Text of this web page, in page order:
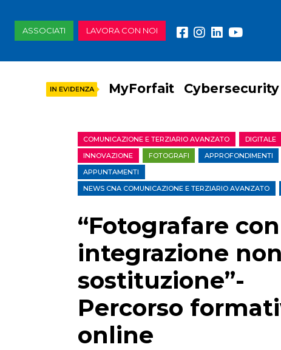
ASSOCIATI LAVORA CON NOI
MyForfait
COMUNICAZIONE E TERZIARIO AVANZATO
DIGITALE
INNOVAZIONE
FOTOGRAFI
APPROFONDIMENTI
APPUNTAMENTI
NEWS CNA COMUNICAZIONE E TERZIARIO AVANZATO
“Fotografare con
integrazione non
sostituzione”-
Percorso
online